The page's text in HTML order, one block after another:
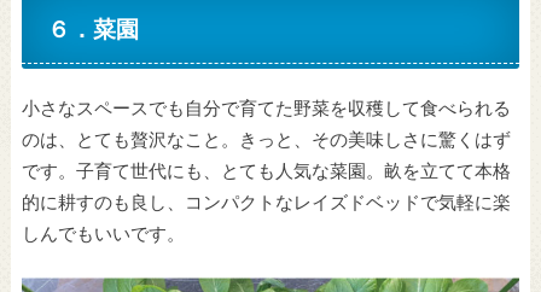
６．菜園
小さなスペースでも自分で育てた野菜を収穫して食べられる
のは、とても贅沢なこと。きっと、その美味しさに驚くはず
です。子育て世代にも、とても人気な菜園。畝を立てて本格
的に耕すのも良し、コンパクトなレイズドベッドで気軽に楽
しんでもいいです。